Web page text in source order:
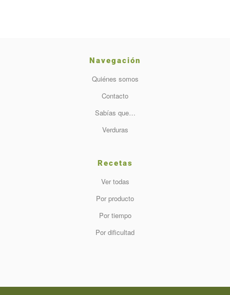
Navegación
Quiénes somos
Contacto
Sabías que…
Verduras
Recetas
Ver todas
Por producto
Por tiempo
Por dificultad